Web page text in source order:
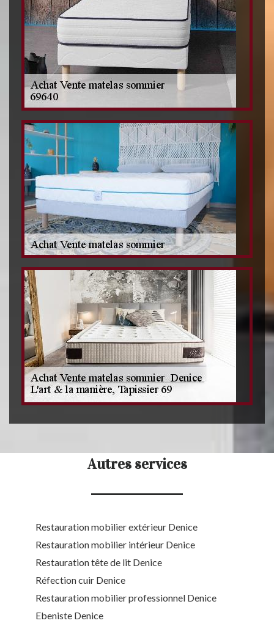
Autres services
Restauration mobilier extérieur Denice
Restauration mobilier intérieur Denice
Restauration tête de lit Denice
Réfection cuir Denice
Restauration mobilier professionnel Denice
Ebeniste Denice